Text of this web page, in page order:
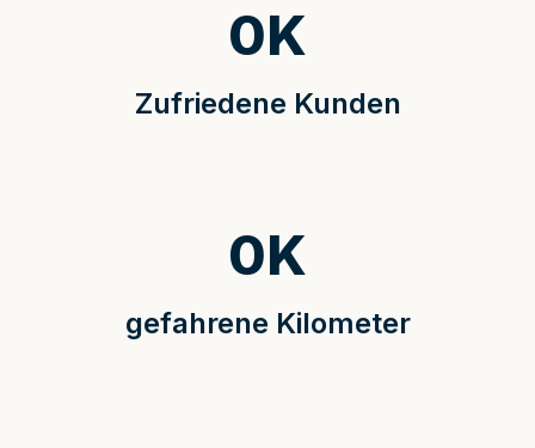
Zufriedene Kunden
0K
gefahrene Kilometer
0K